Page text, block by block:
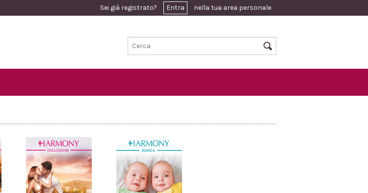
Sei già registrato? Entra nella tua area personale